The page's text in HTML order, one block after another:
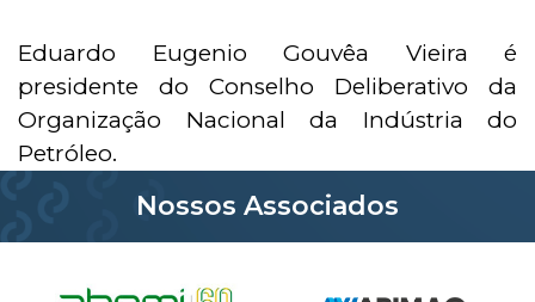
Eduardo Eugenio Gouvêa Vieira é
presidente do Conselho Deliberativo da
Organização Nacional da Indústria do
Petróleo.
Nossos Associados